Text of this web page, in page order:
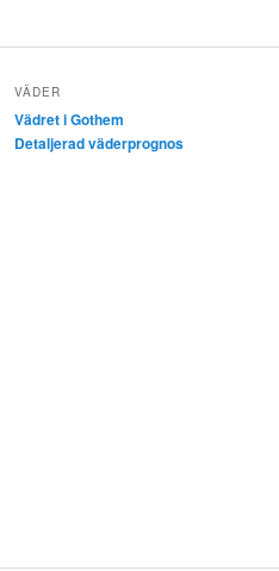
VÄDER
Vädret i Gothem
Detaljerad väderprognos